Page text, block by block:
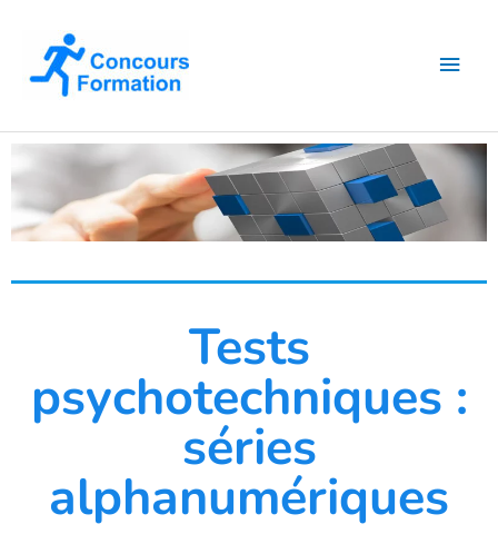
contenu
Tests
psychotechniques :
séries
alphanumériques